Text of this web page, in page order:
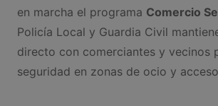
en marcha el programa Comercio
Policía Local y Guardia Civil
directo con comerciantes y vecinos
seguridad en zonas de ocio y